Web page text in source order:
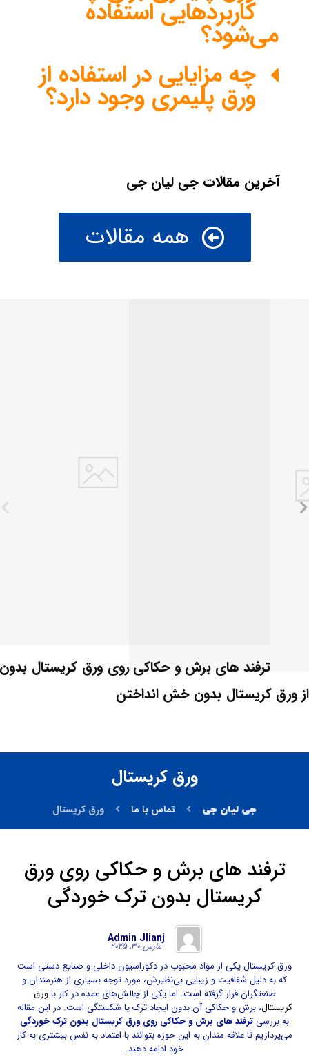
کاربردهایی استفاده
می‌شود؟
چه مزایایی در استفاده از
ورق پلیمری وجود دارد؟
آخرین مقالات جی لیان جی
همه مقالات
ترفند های برش و حکاکی روی ورق کریستال
ورق کریستال بدون خش انداختن
ورق کریستال
تماس با ما ورق کریستال
ترفند های برش و حکاکی روی ورق
کریستال بدون ترک خوردگی
Admin Jlianj
مارس ۳۰, ۲۰۲۵
ورق کریستال یکی از مواد محبوب در دکوراسیون داخلی و صنایع دستی است
که به دلیل شفافیت و زیبایی بی‌نظیرش، مورد توجه بسیاری از هنرمندان و
صنعتگران قرار گرفته است. اما یکی از چالش‌های عمده در کار باورق
کریستال، برش و حکاکی آن بدون ایجاد ترک یا شکستگی است. در این مقاله
به بررسیترفند های برش و حکاکی روی ورق کریستال بدون ترک خوردگی
می‌پردازیم تا علاقه‌ مندان به این حوزه بتوانند با اعتماد به نفس بیشتری به کار
خود ادامه دهند.